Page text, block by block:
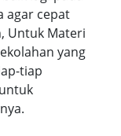
agar cepat
Untuk Materi
yang
tiap